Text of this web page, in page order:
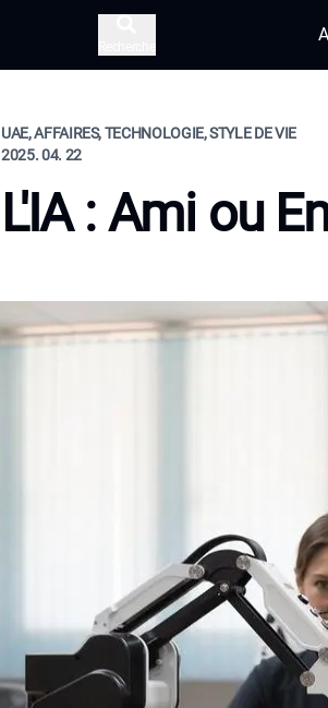
UAE, AFFAIRES, TECHNOLOGIE, STYLE DE VIE
2025. 04. 22
L'IA : Ami ou